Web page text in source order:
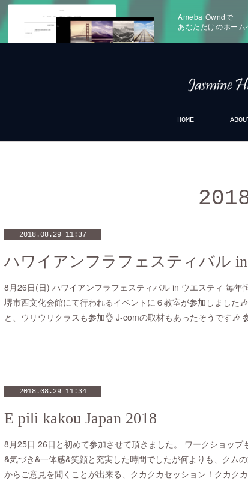
Ameba Owndで
あなただけのホー
HOME
2018.08.29 11:37
8月26日(日) ハワイアンフラフェスティバル in ウエスティ 毎年
堺市西文化会館にて行われるイベントに６教室が参加しました
と、ウリウリクラスも参加👌 J-comの取材もあったそうです🎶
2018.08.29 11:34
E pili kakou Japan 2018
8月25日 26日と初めて参加させて頂きました。 ワークショップ
&気づき&一体感&笑顔と充実した時間でしたが何よりも、クムの
からご意見を聞くことが出来る、クカクカセッション！クカク